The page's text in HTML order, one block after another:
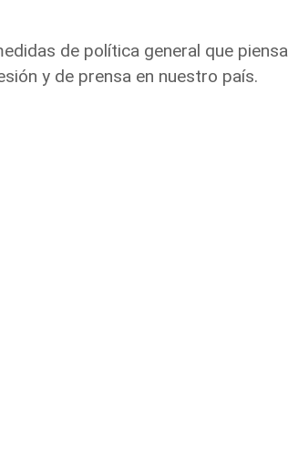
de política general que piensa
y de prensa en nuestro país.